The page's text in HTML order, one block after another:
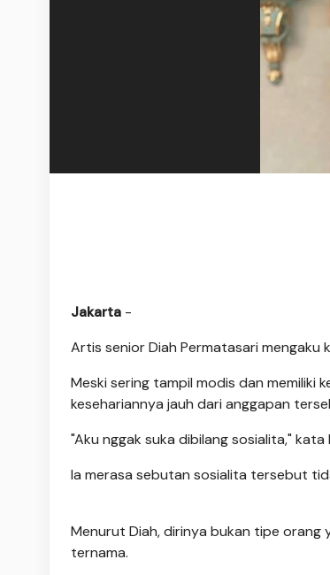
Jakarta -
Artis senior Diah Permatasari mengaku
Meski sering tampil modis dan memiliki
kesehariannya jauh dari anggapan
"Aku nggak suka dibilang sosialita,"
Ia merasa sebutan sosialita tersebut
Menurut Diah, dirinya bukan tipe orang
ternama.